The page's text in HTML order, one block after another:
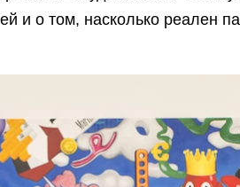
и о том, насколько реален